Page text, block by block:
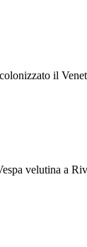
il
velutina